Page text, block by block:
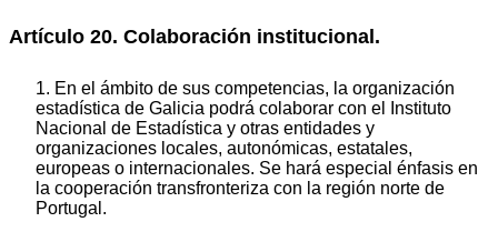
Artículo 20. Colaboración institucional.
1. En el ámbito de sus competencias, la organización
estadística de Galicia podrá colaborar con el Instituto
Nacional de Estadística y otras entidades y
organizaciones locales, autonómicas, estatales,
europeas o internacionales. Se hará especial énfasis en
la cooperación transfronteriza con la región norte de
Portugal.